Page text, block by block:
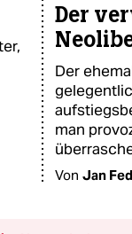
Der
Der
man
Von Jan